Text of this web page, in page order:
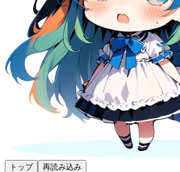
トップ 再読み込み